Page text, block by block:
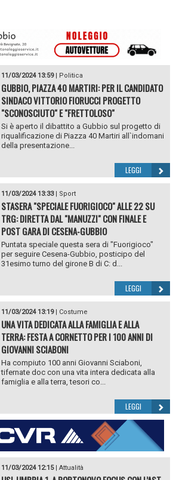
11/03/2024 13:59| Politica
GUBBIO, PIAZZA 40 MARTIRI: PER IL CANDIDATO
SINDACO VITTORIO FIORUCCI PROGETTO
"SCONOSCIUTO" E "FRETTOLOSO"
Si è aperto il dibattito a Gubbio sul progetto di
riqualificazione di Piazza 40 Martiri all`indomani
della presentazione...
LEGGI
11/03/2024 13:33| Sport
STASERA "SPECIALE FUORIGIOCO" ALLE 22 SU
TRG: DIRETTA DAL "MANUZZI" CON FINALE E
POST GARA DI CESENA-GUBBIO
Puntata speciale questa sera di "Fuorigioco"
per seguire Cesena-Gubbio, posticipo del
31esimo turno del girone B di C: d...
LEGGI
11/03/2024 13:19| Costume
UNA VITA DEDICATA ALLA FAMIGLIA E ALLA
TERRA: FESTA A CORNETTO PER I 100 ANNI DI
GIOVANNI SCIABONI
Ha compiuto 100 anni Giovanni Sciaboni,
tifernate doc con una vita intera dedicata alla
famiglia e alla terra, tesori co...
LEGGI
11/03/2024 12:15| Attualità